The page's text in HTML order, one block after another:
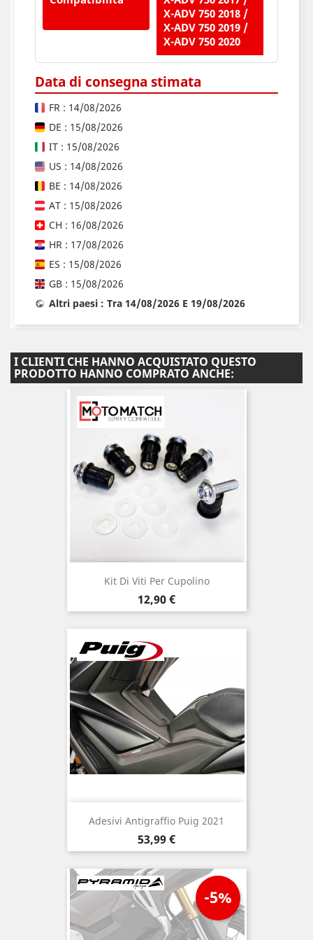
X-ADV 750 2018 /
X-ADV 750 2019 /
X-ADV 750 2020
Data di consegna stimata
FR : 14/08/2026
DE : 15/08/2026
IT : 15/08/2026
US : 14/08/2026
BE : 14/08/2026
AT : 15/08/2026
CH : 16/08/2026
HR : 17/08/2026
ES : 15/08/2026
GB : 15/08/2026
Altri paesi : Tra 14/08/2026 E 19/08/2026
I CLIENTI CHE HANNO ACQUISTATO QUESTO
PRODOTTO HANNO COMPRATO ANCHE:
Kit Di Viti Per Cupolino
Prezzo
12,90 €
Adesivi Antigraffio Puig 2021
Prezzo
53,99 €
-5%